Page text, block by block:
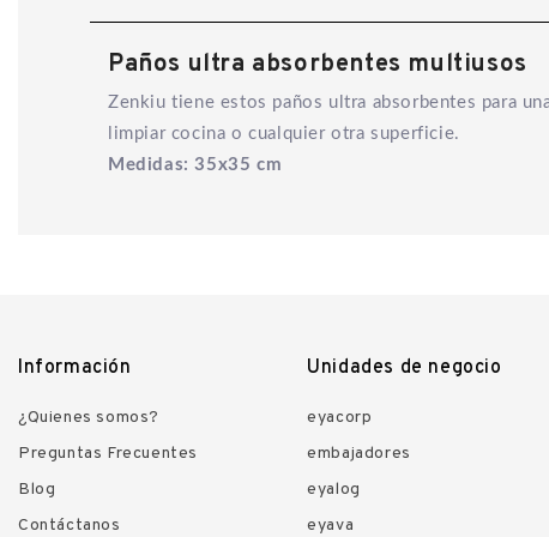
Paños ultra absorbentes multiusos
Zenkiu tiene estos paños ultra absorbentes para
limpiar cocina o cualquier otra superficie.
Medidas: 35x35 cm
Información
¿Quienes somos?
Preguntas Frecuentes
Blog
Contáctanos
Unidades de negocio
eyacorp
embajadores
eyalog
eyava